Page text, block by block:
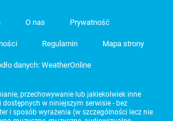
O nas Prywatność
Regulamin Mapa strony
danych: WeatherOnline
przechowywanie lub jakiekolwiek inne
w niniejszym serwisie - bez
i sposób wyrażenia (w szczególności lecz nie